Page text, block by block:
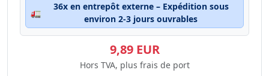
🚛
36x en entrepôt externe – Expédition sous
environ 2-3 jours ouvrables
9,89 EUR
Hors TVA, plus frais de port